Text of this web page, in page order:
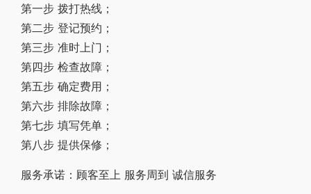
第一步 拨打热线；
第二步 登记预约；
第三步 准时上门；
第四步 检查故障；
第五步 确定费用；
第六步 排除故障；
第七步 填写凭单；
第八步 提供保修；
服务承诺：顾客至上 服务周到 诚信服务